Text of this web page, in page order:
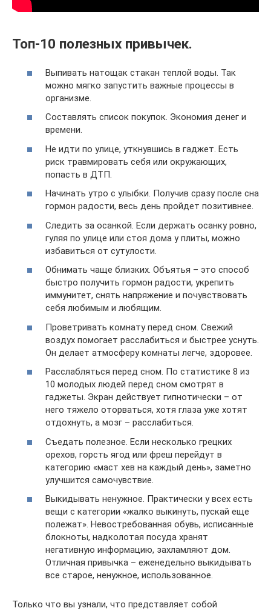
Топ-10 полезных привычек.
Выпивать натощак стакан теплой воды. Так
можно мягко запустить важные процессы в
организме.
Составлять список покупок. Экономия денег и
времени.
Не идти по улице, уткнувшись в гаджет. Есть
риск травмировать себя или окружающих,
попасть в ДТП.
Начинать утро с улыбки. Получив сразу после сна
гормон радости, весь день пройдет позитивнее.
Следить за осанкой. Если держать осанку ровно,
гуляя по улице или стоя дома у плиты, можно
избавиться от сутулости.
Обнимать чаще близких. Объятья – это способ
быстро получить гормон радости, укрепить
иммунитет, снять напряжение и почувствовать
себя любимым и любящим.
Проветривать комнату перед сном. Свежий
воздух помогает расслабиться и быстрее уснуть.
Он делает атмосферу комнаты легче, здоровее.
Расслабляться перед сном. По статистике 8 из
10 молодых людей перед сном смотрят в
гаджеты. Экран действует гипнотически – от
него тяжело оторваться, хотя глаза уже хотят
отдохнуть, а мозг – расслабиться.
Съедать полезное. Если несколько грецких
орехов, горсть ягод или фреш перейдут в
категорию «маст хев на каждый день», заметно
улучшится самочувствие.
Выкидывать ненужное. Практически у всех есть
вещи с категории «жалко выкинуть, пускай еще
полежат». Невостребованная обувь, исписанные
блокноты, надколотая посуда хранят
негативную информацию, захламляют дом.
Отличная привычка – еженедельно выкидывать
все старое, ненужное, использованное.
Только что вы узнали, что представляет собой